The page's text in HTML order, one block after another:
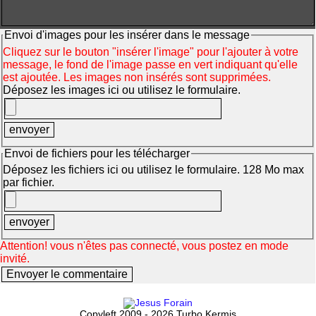
Envoi d'images pour les insérer dans le message
Cliquez sur le bouton "insérer l'image" pour l'ajouter à votre
message, le fond de l'image passe en vert indiquant qu'elle
est ajoutée. Les images non insérés sont supprimées.
Déposez les images ici ou utilisez le formulaire.
Envoi de fichiers pour les télécharger
Déposez les fichiers ici ou utilisez le formulaire. 128 Mo max
par fichier.
Attention! vous n'êtes pas connecté, vous postez en mode
invité.